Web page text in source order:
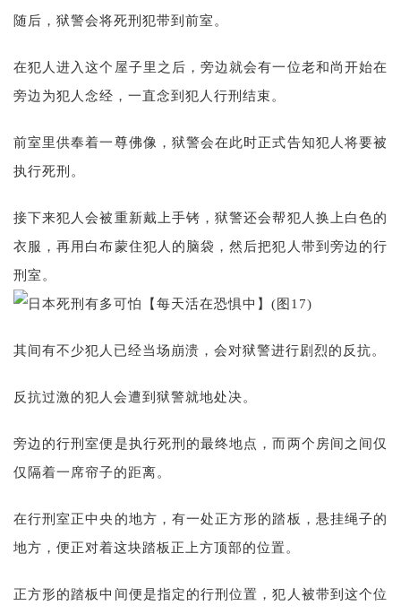
随后，狱警会将死刑犯带到前室。
在犯人进入这个屋子里之后，旁边就会有一位老和尚开始在
旁边为犯人念经，一直念到犯人行刑结束。
前室里供奉着一尊佛像，狱警会在此时正式告知犯人将要被
执行死刑。
接下来犯人会被重新戴上手铐，狱警还会帮犯人换上白色的
衣服，再用白布蒙住犯人的脑袋，然后把犯人带到旁边的行
刑室。
其间有不少犯人已经当场崩溃，会对狱警进行剧烈的反抗。
反抗过激的犯人会遭到狱警就地处决。
旁边的行刑室便是执行死刑的最终地点，而两个房间之间仅
仅隔着一席帘子的距离。
在行刑室正中央的地方，有一处正方形的踏板，悬挂绳子的
地方，便正对着这块踏板正上方顶部的位置。
正方形的踏板中间便是指定的行刑位置，犯人被带到这个位